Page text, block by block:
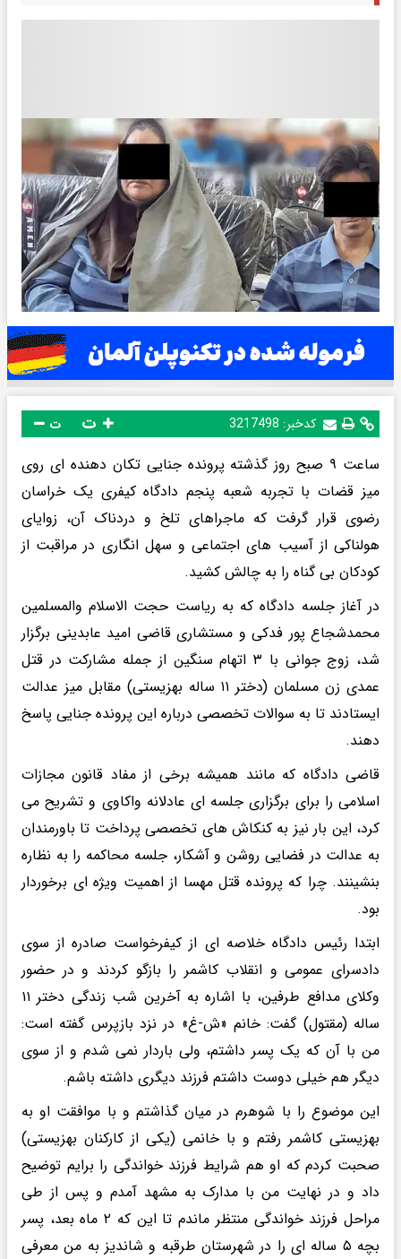
کدخبر: 3217498 ت
ساعت ۹ صبح روز گذشته پرونده جنایی تکان دهنده ای روی
میز قضات با تجربه شعبه پنجم دادگاه کیفری یک خراسان
رضوی قرار گرفت که ماجراهای تلخ و دردناک آن، زوایای
هولناکی از آسیب های اجتماعی و سهل انگاری در مراقبت از
کودکان بی گناه را به چالش کشید.
در آغاز جلسه دادگاه که به ریاست حجت الاسلام والمسلمین
محمدشجاع پور فدکی و مستشاری قاضی امید عابدینی برگزار
شد، زوج جوانی با ۳ اتهام سنگین از جمله مشارکت در قتل
عمدی زن مسلمان (دختر ۱۱ ساله بهزیستی) مقابل میز عدالت
ایستادند تا به سوالات تخصصی درباره این پرونده جنایی پاسخ
دهند.
قاضی دادگاه که مانند همیشه برخی از مفاد قانون مجازات
اسلامی را برای برگزاری جلسه ای عادلانه واکاوی و تشریح می
کرد، این بار نیز به کنکاش های تخصصی پرداخت تا باورمندان
به عدالت در فضایی روشن و آشکار، جلسه محاکمه را به نظاره
بنشینند. چرا که پرونده قتل مهسا از اهمیت ویژه ای برخوردار
بود.
ابتدا رئیس دادگاه خلاصه ای از کیفرخواست صادره از سوی
دادسرای عمومی و انقلاب کاشمر را بازگو کردند و در حضور
وکلای مدافع طرفین، با اشاره به آخرین شب زندگی دختر ۱۱
ساله (مقتول) گفت: خانم «ش-غ» در نزد بازپرس گفته است:
من با آن که یک پسر داشتم، ولی باردار نمی شدم و از سوی
دیگر هم خیلی دوست داشتم فرزند دیگری داشته باشم.
این موضوع را با شوهرم در میان گذاشتم و با موافقت او به
بهزیستی کاشمر رفتم و با خانمی (یکی از کارکنان بهزیستی)
صحبت کردم که او هم شرایط فرزند خواندگی را برایم توضیح
داد و در نهایت من با مدارک به مشهد آمدم و پس از طی
مراحل فرزند خواندگی منتظر ماندم تا این که ۲ ماه بعد، پسر
بچه ۵ ساله ای را در شهرستان طرقبه و شاندیز به من معرفی